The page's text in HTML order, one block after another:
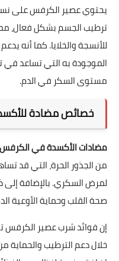
يحتوي عصير الكرفس على
ترطيب الجسم بشكل فعال،
للأنسجة والخلايا. كما أنه
الموجودة به التي تساعد في
مستوى السكر في الدم.
خصائص مضادة
مضادات الأكسدة في الكرفس
من الجذور الحرة، التي قد
لمرض السكري. بالإضافة إلى
صحة القلب وحماية الأوعية
إن فوائد شرب عصير
خلال دعم الترطيب والحماية